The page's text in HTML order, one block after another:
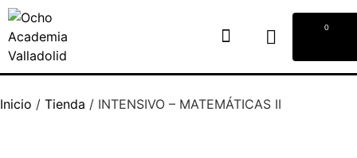
0
Inicio / Tienda / INTENSIVO – MATEMÁTICAS II